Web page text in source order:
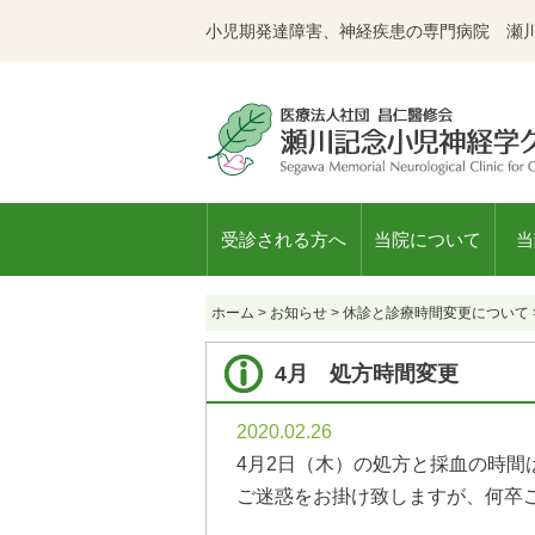
小児期発達障害、神経疾患の専門病院 瀬
受診される方へ 当院について
ホーム > お知らせ > 休診と診療時間変更について
4月 処方時間変更
2020.02.26
4月2日（木）の処方と採血の時間
ご迷惑をお掛け致しますが、何卒